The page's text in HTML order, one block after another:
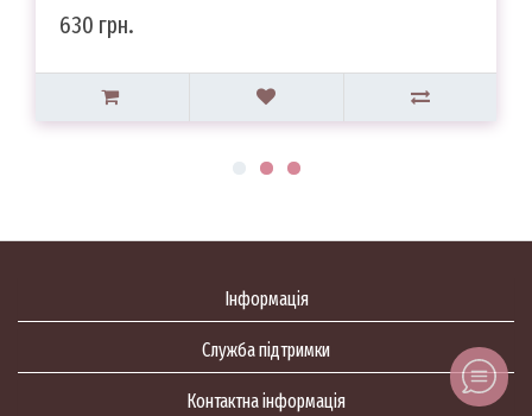
630 грн.
Інформація
Служба підтримки
Контактна інформація